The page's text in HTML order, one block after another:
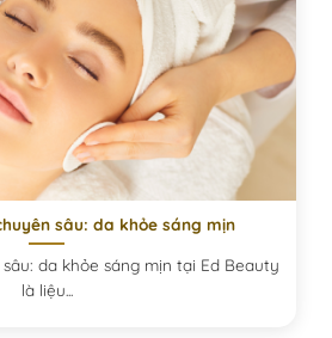
sâu: da khỏe sáng mịn
da khỏe sáng mịn tại Ed Beauty
là liệu...